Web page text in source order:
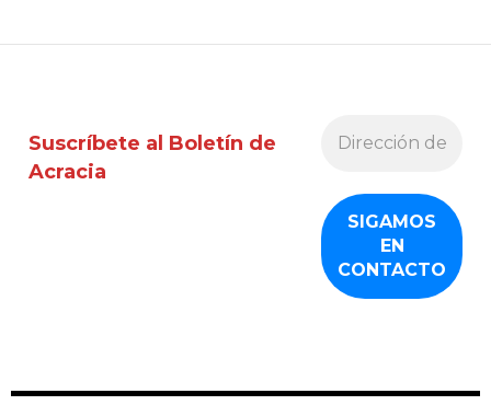
Suscríbete al Boletín de
Acracia